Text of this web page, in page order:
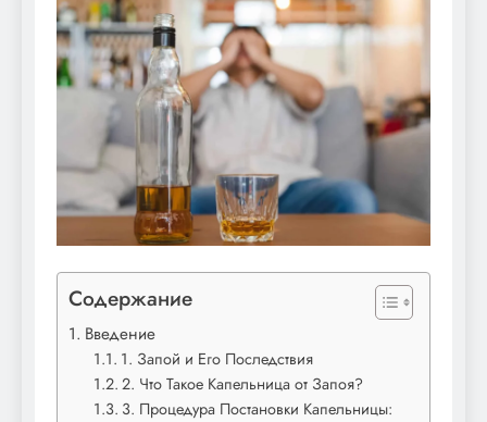
Содержание
Введение
1. Запой и Его Последствия
2. Что Такое Капельница от Запоя?
3. Процедура Постановки Капельницы: